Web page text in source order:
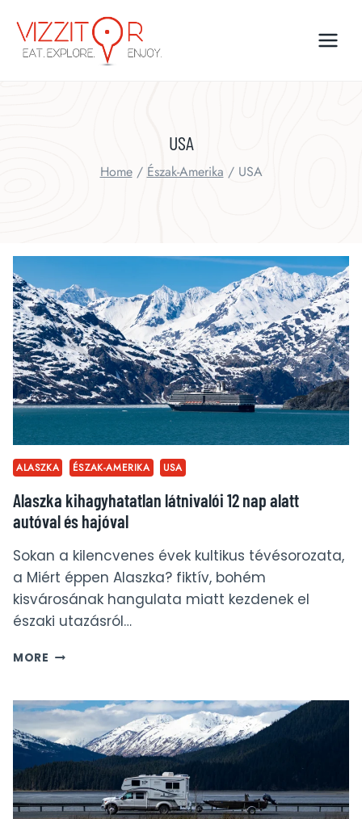
content
USA
Home / Észak-Amerika / USA
ALASZKA ÉSZAK-AMERIKA USA
Alaszka kihagyhatatlan látnivalói 12 nap alatt
autóval és hajóval
Sokan a kilencvenes évek kultikus tévésorozata,
a Miért éppen Alaszka? fiktív, bohém
kisvárosának hangulata miatt kezdenek el
északi utazásról…
MORE ALASZKA
12
NAP
ALATT
AUTÓVAL
ÉS
HAJÓVAL